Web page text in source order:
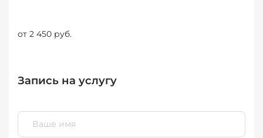
от 2 450 руб.
Запись на услугу